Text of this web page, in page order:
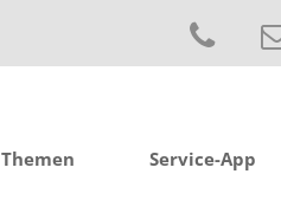
Themen Service-App